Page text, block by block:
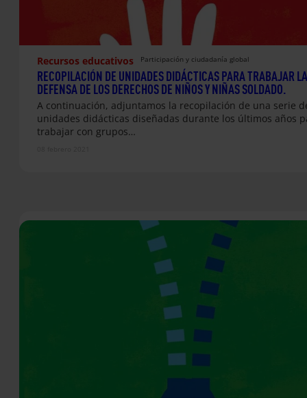
Recursos educativos Participación y ciudadanía global
RECOPILACIÓN DE UNIDADES DIDÁCTICAS PARA TRABAJAR LA
DEFENSA DE LOS DERECHOS DE NIÑOS Y NIÑAS SOLDADO.
A continuación, adjuntamos la recopilación de una serie
unidades didácticas diseñadas durante los últimos años
trabajar con grupos…